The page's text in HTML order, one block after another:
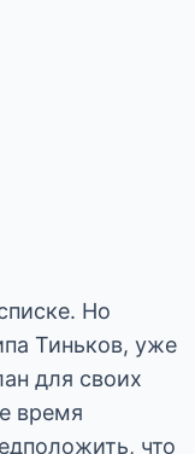
Но
Тиньков, уже
для своих
время
что